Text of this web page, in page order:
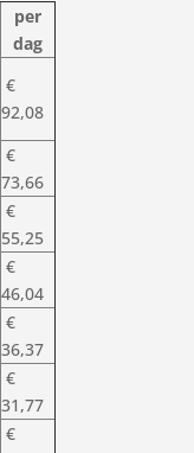
per
dag
€
92,08
€
73,66
€
55,25
€
46,04
€
36,37
€
31,77
€